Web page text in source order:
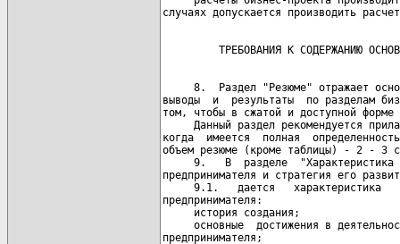
8.  Раздел "Резюме" отражает
выводы  и  результаты  по разделам
том, чтобы в сжатой и доступной форме
Данный раздел рекомендуется
когда  имеется  полная
объем резюме (кроме таблицы) - 2 - 3
9.   В  разделе
предпринимателя и стратегия его
9.1.   дается   характеристика
предпринимателя:
     история создания;
основные  достижения в
предпринимателя;